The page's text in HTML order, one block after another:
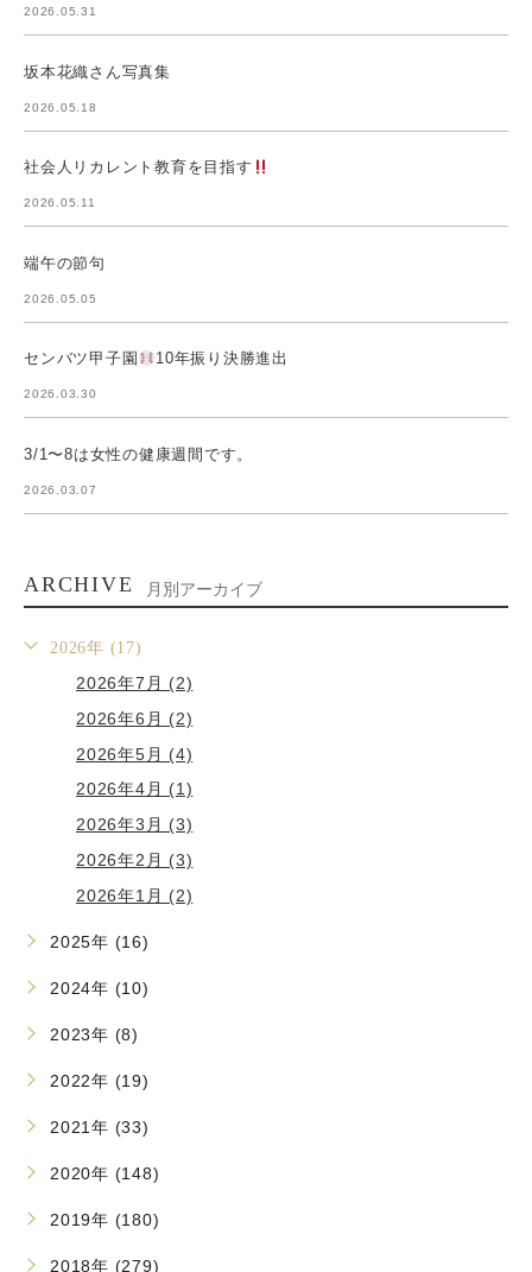
2026.05.31
坂本花織さん写真集
2026.05.18
社会人リカレント教育を目指す
2026.05.11
端午の節句
2026.05.05
センバツ甲子園 10年振り決勝進出
2026.03.30
3/1〜8は女性の健康週間です。
2026.03.07
ARCHIVE 月別アーカイブ
2026年 (17)
2026年7月 (2)
2026年6月 (2)
2026年5月 (4)
2026年4月 (1)
2026年3月 (3)
2026年2月 (3)
2026年1月 (2)
2025年 (16)
2024年 (10)
2023年 (8)
2022年 (19)
2021年 (33)
2020年 (148)
2019年 (180)
2018年 (279)